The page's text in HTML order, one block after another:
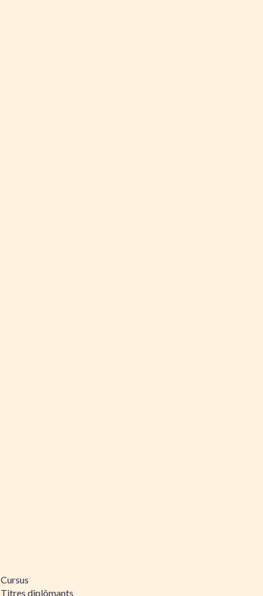
Cursus
Titres diplômants